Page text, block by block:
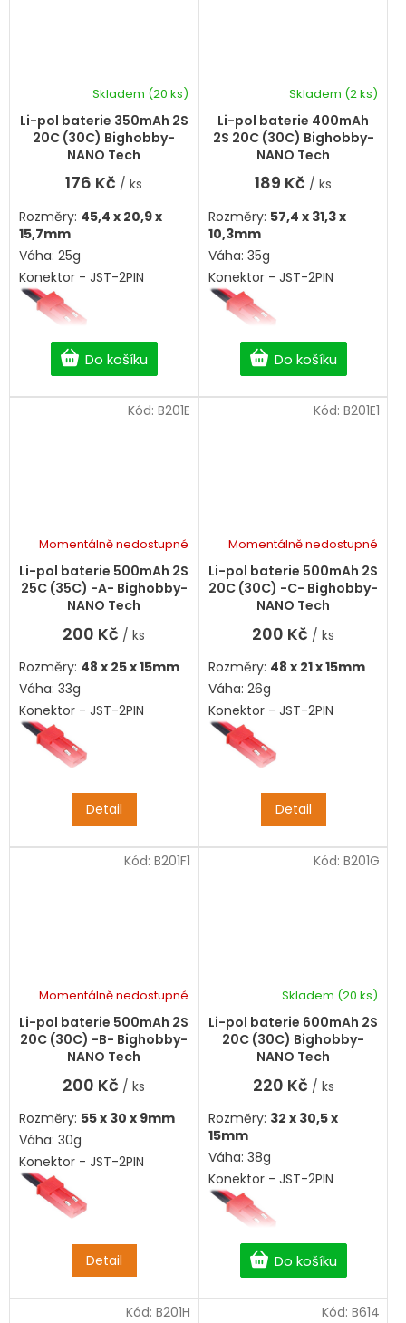
Li-pol baterie 350mAh 2S
20C (30C) Bighobby-
NANO Tech
Skladem (20 ks)
176 Kč / ks
Do košíku
Rozměry: 45,4 x 20,9 x
15,7mm
Váha: 25g
Konektor - JST-2PIN
Li-pol baterie 400mAh
2S 20C (30C) Bighobby-
NANO Tech
Skladem (2 ks)
189 Kč / ks
Do košíku
Rozměry: 57,4 x 31,3 x
10,3mm
Váha: 35g
Konektor - JST-2PIN
Li-pol baterie 500mAh 2S
25C (35C) -A- Bighobby-
NANO Tech
Momentálně nedostupné
200 Kč / ks
Detail
Rozměry: 48 x 25 x 15mm
Váha: 33g
Konektor - JST-2PIN
Kód: B201E
Li-pol baterie 500mAh 2S
20C (30C) -C- Bighobby-
NANO Tech
Momentálně nedostupné
200 Kč / ks
Detail
Rozměry: 48 x 21 x 15mm
Váha: 26g
Konektor - JST-2PIN
Kód: B201E1
Li-pol baterie 500mAh 2S
20C (30C) -B- Bighobby-
NANO Tech
Momentálně nedostupné
200 Kč / ks
Detail
Rozměry: 55 x 30 x 9mm
Váha: 30g
Konektor - JST-2PIN
Kód: B201F1
Li-pol baterie 600mAh 2S
20C (30C) Bighobby-
NANO Tech
Skladem (20 ks)
220 Kč / ks
Do košíku
Rozměry: 32 x 30,5 x
15mm
Váha: 38g
Konektor - JST-2PIN
Kód: B201G
Kód: B201H Kód: B614